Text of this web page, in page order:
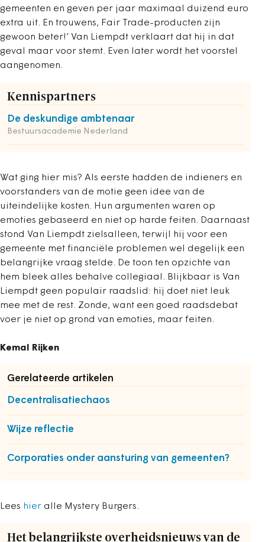
gemeenten en geven per jaar maximaal duizend euro
extra uit. En trouwens, Fair Trade-producten zijn
gewoon beter!’ Van Liempdt verklaart dat hij in dat
geval maar voor stemt. Even later wordt het voorstel
aangenomen.
Kennispartners
De deskundige ambtenaar
Bestuursacademie Nederland
Wat ging hier mis? Als eerste hadden de indieners en
voorstanders van de motie geen idee van de
uiteindelijke kosten. Hun argumenten waren op
emoties gebaseerd en niet op harde feiten. Daarnaast
stond Van Liempdt zielsalleen, terwijl hij voor een
gemeente met financiële problemen wel degelijk een
belangrijke vraag stelde. De toon ten opzichte van
hem bleek alles behalve collegiaal. Blijkbaar is Van
Liempdt geen populair raadslid: hij doet niet leuk
mee met de rest. Zonde, want een goed raadsdebat
voer je niet op grond van emoties, maar feiten.
Kemal Rijken
Gerelateerde artikelen
Decentralisatiechaos
Wijze reflectie
Corporaties onder aansturing van gemeenten?
Lees hier alle Mystery Burgers.
Het belangrijkste overheidsnieuws van de